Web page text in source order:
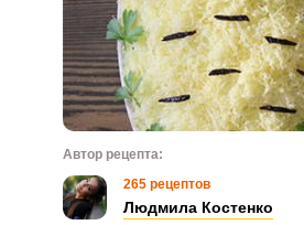
Автор рецепта:
265 рецептов
Людмила Костенко